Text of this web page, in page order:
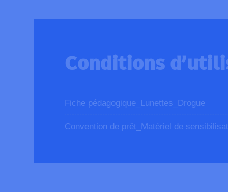
Conditions
Fiche pédagogique_Lunettes_Drogue
Convention de prêt_Matériel de